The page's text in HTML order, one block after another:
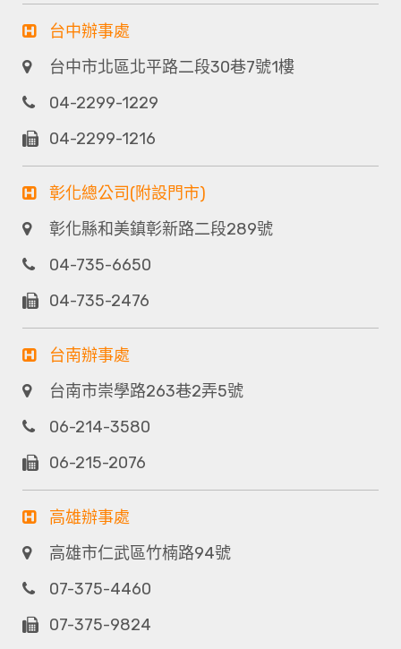
台中辦事處
台中市北區北平路二段30巷7號1樓
04-2299-1229
04-2299-1216
彰化總公司(附設門市)
彰化縣和美鎮彰新路二段289號
04-735-6650
04-735-2476
台南辦事處
台南市崇學路263巷2弄5號
06-214-3580
06-215-2076
高雄辦事處
高雄市仁武區竹楠路94號
07-375-4460
07-375-9824